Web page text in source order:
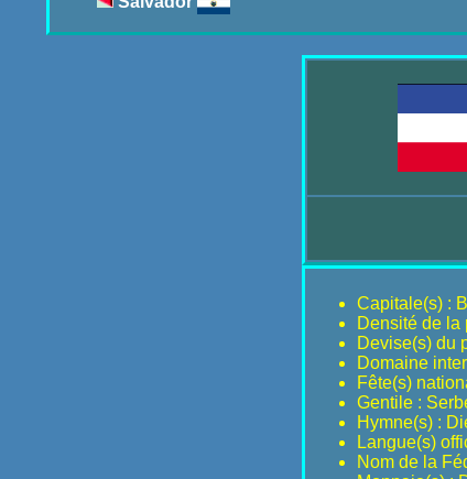
Capitale(s) :
Densité de la
Devise(s) du
Domaine
Fête(s)
Gentile :
Hymne(s) :
Langue(s)
Nom de la